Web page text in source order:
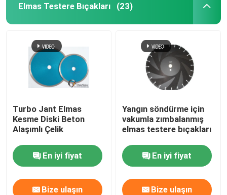
Elmas Testere Bıçakları (23)
Turbo Jant Elmas
Kesme Diski Beton
Alaşımlı Çelik
En iyi fiyat
Bize ulaşın
Yangın söndürme için
vakumla zımbalanmış
elmas testere bıçakları
En iyi fiyat
Bize ulaşın